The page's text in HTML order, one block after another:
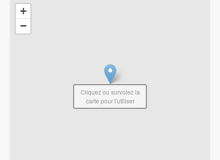
+
−
Cliquez ou survolez la
carte pour l'utiliser